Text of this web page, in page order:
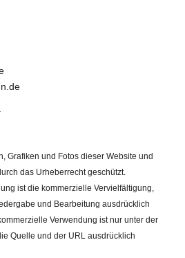
Grafiken und Fotos dieser Website und
das Urheberrecht geschützt.
ist die kommerzielle Vervielfältigung,
und Bearbeitung ausdrücklich
Verwendung ist nur unter der
Quelle und der URL ausdrücklich